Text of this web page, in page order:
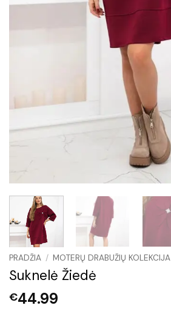
PRADŽIA / MOTERŲ DRABUŽIŲ KOLEKCIJA
Suknelė Žiedė
€44.99